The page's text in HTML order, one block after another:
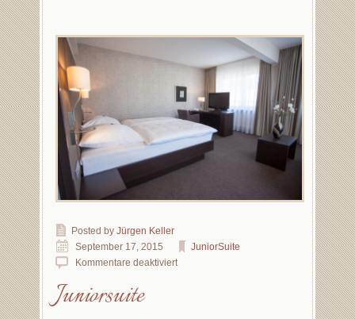
Posted by Jürgen Keller
September 17, 2015
JuniorSuite
Kommentare deaktiviert
Juniorsuite